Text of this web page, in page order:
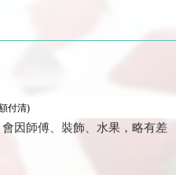
付清)
因師傅、裝飾、水果，略有差